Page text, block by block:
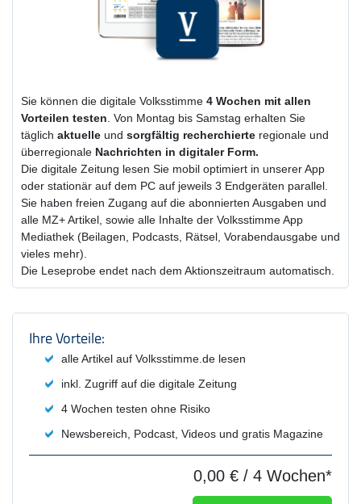
Sie können die digitale Volksstimme 4 Wochen mit allen
Vorteilen testen . Von Montag bis Samstag erhalten Sie
täglich aktuelle und sorgfältig recherchierte regionale und
überregionale Nachrichten in digitaler Form.
Die digitale Zeitung lesen Sie mobil optimiert in unserer App
oder stationär auf dem PC auf jeweils 3 Endgeräten parallel.
Sie haben freien Zugang auf die abonnierten Ausgaben und
alle MZ+ Artikel, sowie alle Inhalte der Volksstimme App
Mediathek (Beilagen, Podcasts, Rätsel, Vorabendausgabe und
vieles mehr).
Die Leseprobe endet nach dem Aktionszeitraum automatisch.
Produktzusammenfassung und
Ihre Vorteile:
alle Artikel auf Volksstimme.de lesen
inkl. Zugriff auf die digitale Zeitung
4 Wochen testen ohne Risiko
Newsbereich, Podcast, Videos und gratis Magazine
0,00 € / 4 Wochen*